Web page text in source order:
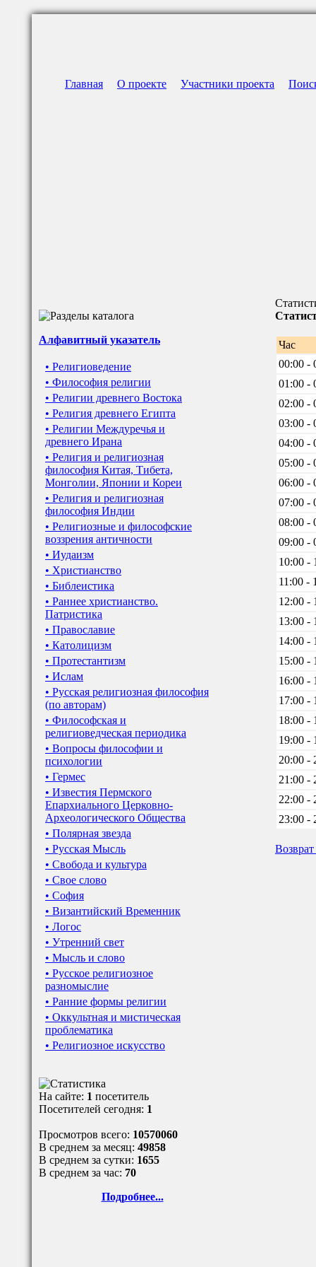
Главная О проекте Участники проекта
Алфавитный указатель
• Религиоведение
• Философия религии
• Религии древнего Востока
• Религия древнего Египта
• Религии Междуречья и
древнего Ирана
• Религия и религиозная
философия Китая, Тибета,
Монголии, Японии и Кореи
• Религия и религиозная
философия Индии
• Религиозные и философские
воззрения античности
• Иудаизм
• Христианство
• Библеистика
• Раннее христианство.
Патристика
• Православие
• Католицизм
• Протестантизм
• Ислам
• Русская религиозная философия
(по авторам)
• Философская и
религиоведческая периодика
• Вопросы философии и
психологии
• Гермес
• Известия Пермского
Епархиального Церковно-
Археологического Общества
• Полярная звезда
• Русская Мысль
• Свобода и культура
• Свое слово
• София
• Византийский Временник
• Логос
• Утренний свет
• Мысль и слово
• Русское религиозное
разномыслие
• Ранние формы религии
• Оккультная и мистическая
проблематика
• Религиозное искусство
На сайте: 1 посетитель
Посетителей сегодня: 1
Просмотров всего: 10570060
В среднем за месяц: 49858
В среднем за сутки: 1655
В среднем за час: 70
Подробнее...
Час
00:00 -
01:00 -
02:00 -
03:00 -
04:00 -
05:00 -
06:00 -
07:00 -
08:00 -
09:00 -
10:00 -
11:00 -
12:00 -
13:00 -
14:00 -
15:00 -
16:00 -
17:00 -
18:00 -
19:00 -
20:00 -
21:00 -
22:00 -
23:00 -
Возврат